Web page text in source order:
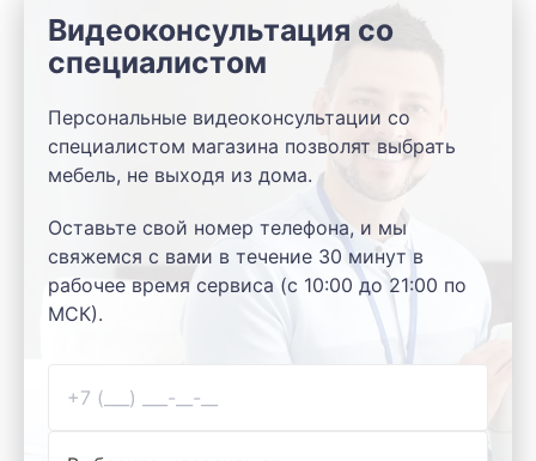
Видеоконсультация со
специалистом
Персональные видеоконсультации со
специалистом магазина позволят выбрать
мебель, не выходя из дома.
Оставьте свой номер телефона, и мы
свяжемся с вами в течение 30 минут в
рабочее время сервиса (с 10:00 до 21:00 по
МСК).